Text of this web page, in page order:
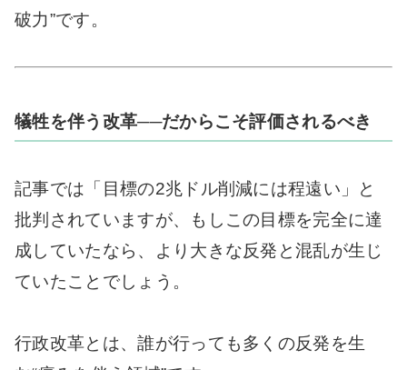
破力”です。
犠牲を伴う改革──だからこそ評価されるべき
記事では「目標の2兆ドル削減には程遠い」と
批判されていますが、もしこの目標を完全に達
成していたなら、より大きな反発と混乱が生じ
ていたことでしょう。
行政改革とは、誰が行っても多くの反発を生